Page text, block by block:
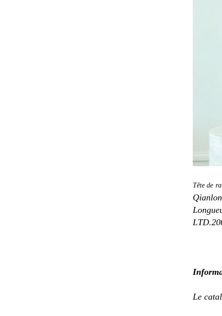
Tête de
Le